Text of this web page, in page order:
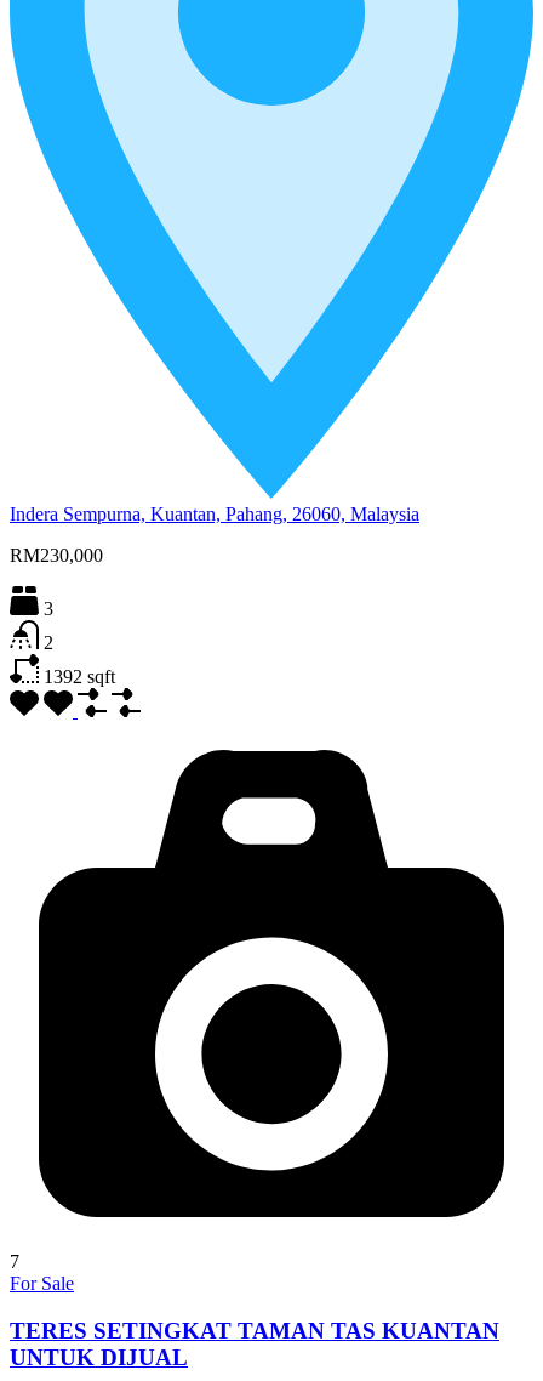
Indera Sempurna, Kuantan, Pahang, 26060, Malaysia
RM230,000
3
2
1392 sqft
7
For Sale
TERES SETINGKAT TAMAN TAS KUANTAN
UNTUK DIJUAL